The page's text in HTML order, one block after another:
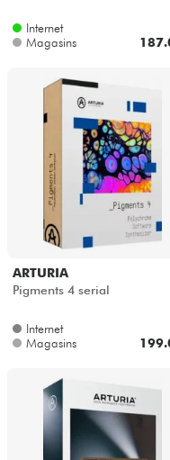
Packs
Internet
Magasins
ARTURIA
Pigments 4 serial
Internet
Magasins